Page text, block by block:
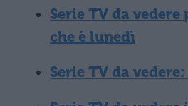
Serie TV da
che è lunedì
Serie TV da